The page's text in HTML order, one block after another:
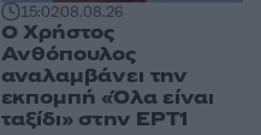
15:0208.08.26
Ο Χρήστος
Ανθόπουλος
αναλαμβάνει την
εκπομπή «Όλα είναι
ταξίδι» στην ΕΡΤ1